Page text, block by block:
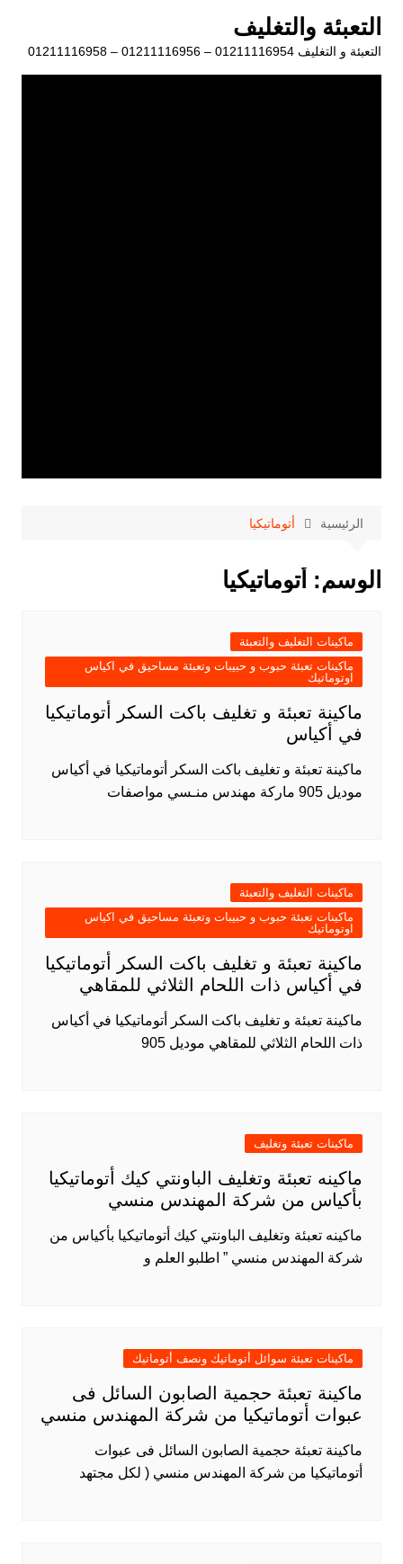
المحتوى
التعبئة والتغليف
التعبئة و التغليف 01211116954 – 01211116956 – 01211116958
الرئيسية أتوماتيكيا
الوسم: أتوماتيكيا
ماكينات التغليف والتعبئة
ماكينات تعبئة حبوب و حبيبات وتعبئة مساحيق في اكياس
اوتوماتيك
ماكينة تعبئة و تغليف باكت السكر أتوماتيكيا
في أكياس
ماكينة تعبئة و تغليف باكت السكر أتوماتيكيا في أكياس
موديل 905 ماركة مهندس منـسي مواصفات
ماكينات التغليف والتعبئة
ماكينات تعبئة حبوب و حبيبات وتعبئة مساحيق في اكياس
اوتوماتيك
ماكينة تعبئة و تغليف باكت السكر أتوماتيكيا
في أكياس ذات اللحام الثلاثي للمقاهي
ماكينة تعبئة و تغليف باكت السكر أتوماتيكيا في أكياس
ذات اللحام الثلاثي للمقاهي موديل 905
ماكينات تعبئة وتغليف
ماكينه تعبئة وتغليف الباونتي كيك أتوماتيكيا
بأكياس من شركة المهندس منسي
ماكينه تعبئة وتغليف الباونتي كيك أتوماتيكيا بأكياس من
شركة المهندس منسي ” اطلبو العلم و
ماكينات تعبئة سوائل أتوماتيك ونصف أتوماتيك
ماكينة تعبئة حجمية الصابون السائل فى
عبوات أتوماتيكيا من شركة المهندس منسي
ماكينة تعبئة حجمية الصابون السائل فى عبوات
أتوماتيكيا من شركة المهندس منسي ( لكل مجتهد